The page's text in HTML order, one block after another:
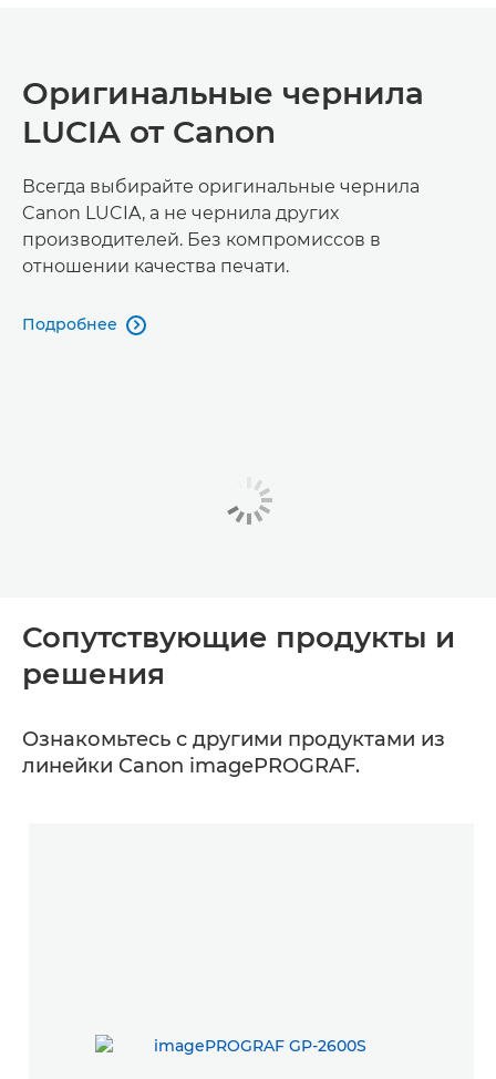
Оригинальные чернила
LUCIA от Canon
Всегда выбирайте оригинальные чернила
Canon LUCIA, а не чернила других
производителей. Без компромиссов в
отношении качества печати.
Подробнее 
Сопутствующие продукты и
решения
Ознакомьтесь с другими продуктами из
линейки Canon imagePROGRAF.